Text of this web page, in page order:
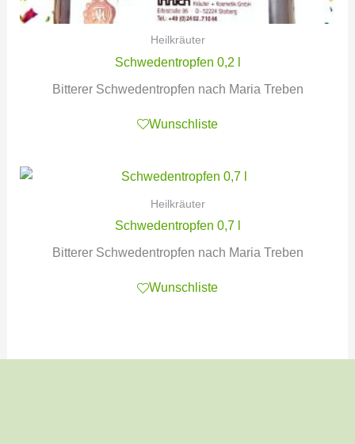
Heilkräuter
Schwedentropfen 0,2 l
Bitterer Schwedentropfen nach Maria Treben
Wunschliste
Heilkräuter
Schwedentropfen 0,7 l
Bitterer Schwedentropfen nach Maria Treben
Wunschliste